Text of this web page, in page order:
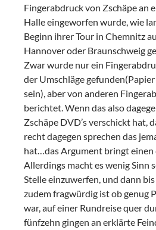
Fingerabdruck von Zschäpe an
Halle eingeworfen wurde, wie
Beginn ihrer Tour in Chemnitz
Hannover oder Braunschweig
Zwar wurde nur ein
der Umschläge
sein), aber von anderen
berichtet. Wenn das also
Zschäpe DVD’s verschickt hat,
recht dagegen sprechen das
hat…das Argument bringt einen
Allerdings macht es wenig Sinn
Stelle einzuwerfen, und dann
zudem fragwürdig ist ob genug
war, auf einer Rundreise quer
fünfzehn gingen an erklärte